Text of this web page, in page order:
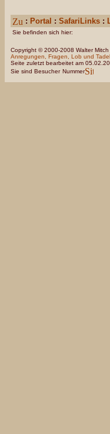
: Portal : SafariLinks :
Sie befinden sich hier:
Copyright © 2000-2008 Walter
Anregungen, Fragen, Lob und
Seite zuletzt bearbeitet am
Sie sind Besucher Nummer